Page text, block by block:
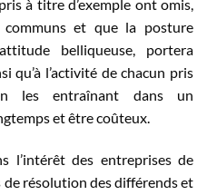
à titre d’exemple ont omis,
communs et que la posture
belliqueuse, portera
qu’à l’activité de chacun pris
les entraînant dans un
et être coûteux.
l’intérêt des entreprises de
de résolution des différends et